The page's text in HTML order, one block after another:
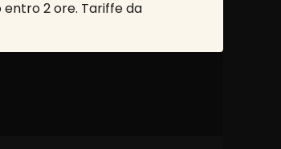
entro 2 ore. Tariffe da